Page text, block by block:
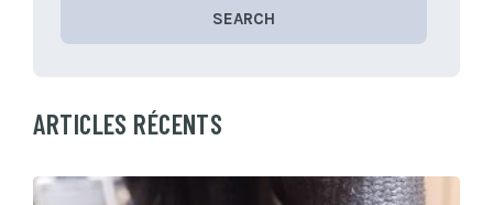
SEARCH
ARTICLES RÉCENTS